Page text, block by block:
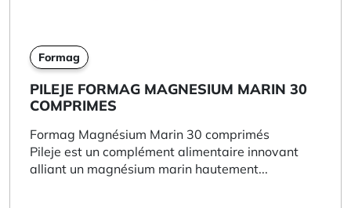
Formag
PILEJE FORMAG MAGNESIUM MARIN 30
COMPRIMES
Formag Magnésium Marin 30 comprimés
Pileje est un complément alimentaire innovant
alliant un magnésium marin hautement...